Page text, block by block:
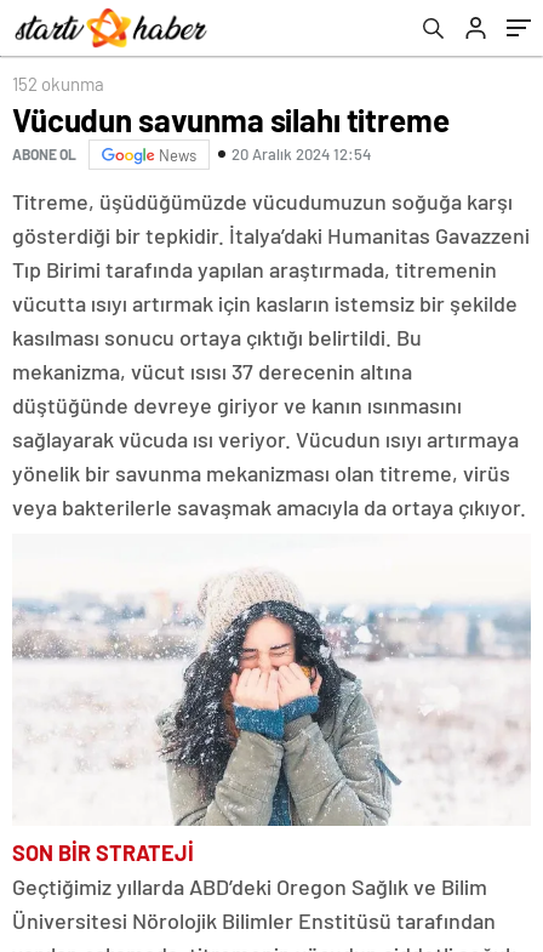
152 okunma
Vücudun savunma silahı titreme
ABONE OL News 20 Aralık 2024 12:54
Titreme, üşüdüğümüzde vücudumuzun soğuğa karşı
gösterdiği bir tepkidir. İtalya’daki Humanitas Gavazzeni
Tıp Birimi tarafında yapılan araştırmada, titremenin
vücutta ısıyı artırmak için kasların istemsiz bir şekilde
kasılması sonucu ortaya çıktığı belirtildi. Bu
mekanizma, vücut ısısı 37 derecenin altına
düştüğünde devreye giriyor ve kanın ısınmasını
sağlayarak vücuda ısı veriyor. Vücudun ısıyı artırmaya
yönelik bir savunma mekanizması olan titreme, virüs
veya bakterilerle savaşmak amacıyla da ortaya çıkıyor.
SON BİR STRATEJİ
Geçtiğimiz yıllarda ABD’deki Oregon Sağlık ve Bilim
Üniversitesi Nörolojik Bilimler Enstitüsü tarafından